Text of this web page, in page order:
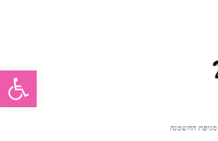
מגיפת ההשמנה
פתח